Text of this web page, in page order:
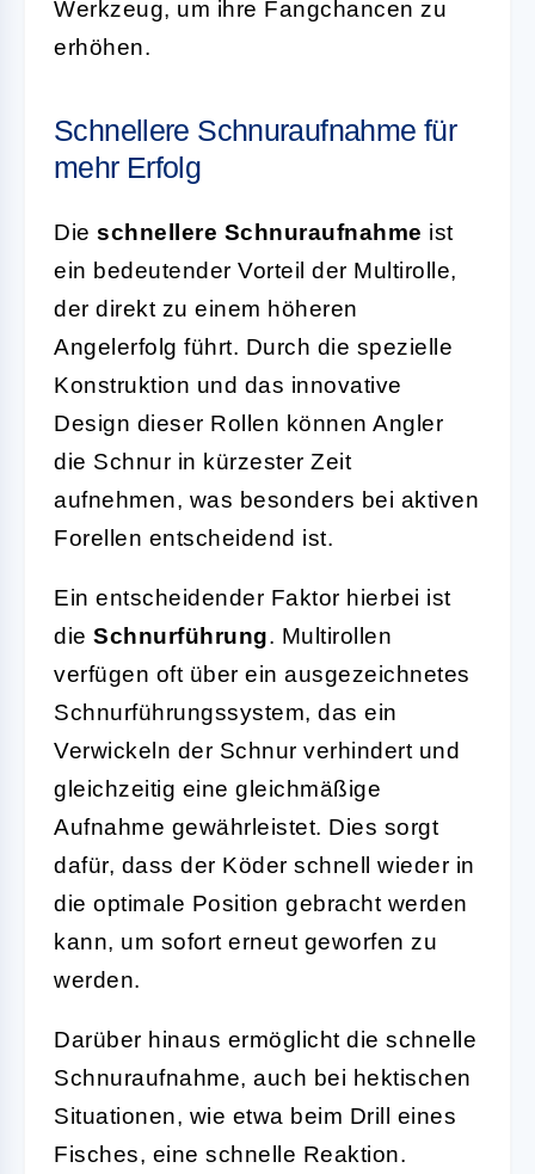
Werkzeug, um ihre Fangchancen zu
erhöhen.
Schnellere Schnuraufnahme für
mehr Erfolg
Die schnellere Schnuraufnahme ist
ein bedeutender Vorteil der Multirolle,
der direkt zu einem höheren
Angelerfolg führt. Durch die spezielle
Konstruktion und das innovative
Design dieser Rollen können Angler
die Schnur in kürzester Zeit
aufnehmen, was besonders bei aktiven
Forellen entscheidend ist.
Ein entscheidender Faktor hierbei ist
die Schnurführung. Multirollen
verfügen oft über ein ausgezeichnetes
Schnurführungssystem, das ein
Verwickeln der Schnur verhindert und
gleichzeitig eine gleichmäßige
Aufnahme gewährleistet. Dies sorgt
dafür, dass der Köder schnell wieder in
die optimale Position gebracht werden
kann, um sofort erneut geworfen zu
werden.
Darüber hinaus ermöglicht die schnelle
Schnuraufnahme, auch bei hektischen
Situationen, wie etwa beim Drill eines
Fisches, eine schnelle Reaktion.